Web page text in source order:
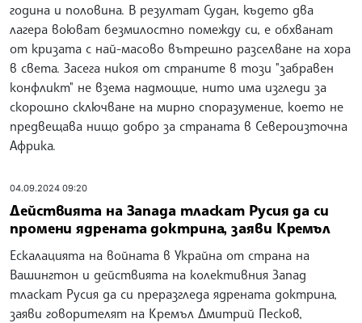
година и половина. В резултат Судан, където два
лагера воюват безмилостно помежду си, е обхванат
от кризата с най-масово вътрешно разселване на хора
в света. Засега никоя от страните в този "забравен
конфликт" не взема надмощие, нито има изгледи за
скорошно сключване на мирно споразумение, което не
предвещава нищо добро за страната в Североизточна
Африка.
04.09.2024 09:20
Действията на Запада тласкат Русия да си
промени ядрената доктрина, заяви Кремъл
Ескалацията на войната в Украйна от страна на
Вашингтон и действията на колективния Запад
тласкат Русия да си преразгледа ядрената доктрина,
заяви говорителят на Кремъл Дмитрий Песков,